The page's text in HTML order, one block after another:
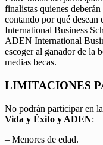
finalistas quienes
contando por qué
International Business
ADEN International
escoger al ganador de la
medias becas.
LIMITACIONES
No podrán participar en
Vida y Éxito y ADEN:
– Menores de edad.